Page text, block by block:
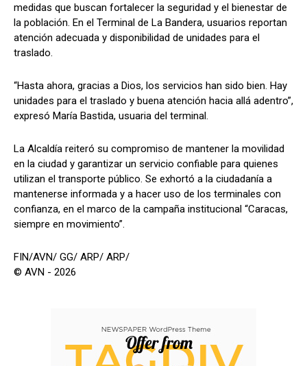
medidas que buscan fortalecer la seguridad y el bienestar de
la población. En el Terminal de La Bandera, usuarios reportan
atención adecuada y disponibilidad de unidades para el
traslado.
“Hasta ahora, gracias a Dios, los servicios han sido bien. Hay
unidades para el traslado y buena atención hacia allá adentro”,
expresó María Bastida, usuaria del terminal.
La Alcaldía reiteró su compromiso de mantener la movilidad
en la ciudad y garantizar un servicio confiable para quienes
utilizan el transporte público. Se exhortó a la ciudadanía a
mantenerse informada y a hacer uso de los terminales con
confianza, en el marco de la campaña institucional “Caracas,
siempre en movimiento”.
FIN/AVN/ GG/ ARP/ ARP/
© AVN - 2026